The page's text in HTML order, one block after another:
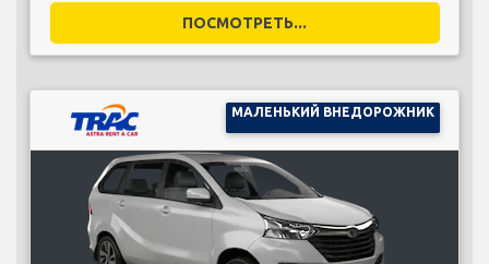
ПОСМОТРЕТЬ...
МАЛЕНЬКИЙ ВНЕДОРОЖНИК